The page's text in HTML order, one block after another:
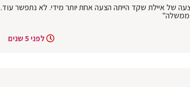
של איילת שקד הייתה הצעה אחת יותר מידי. לא נתפשר עוד.
ממשלה"
לפני 5 שנים